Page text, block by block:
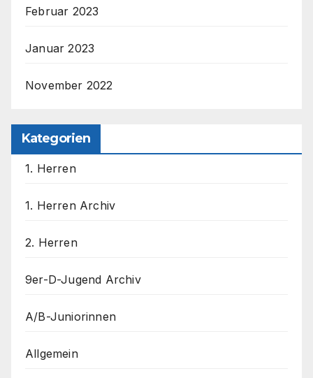
Februar 2023
Januar 2023
November 2022
Kategorien
1. Herren
1. Herren Archiv
2. Herren
9er-D-Jugend Archiv
A/B-Juniorinnen
Allgemein